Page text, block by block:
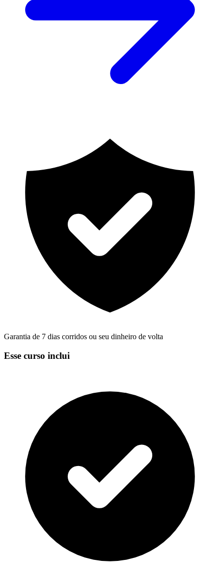
Garantia de 7 dias corridos ou seu dinheiro de volta
Esse curso inclui